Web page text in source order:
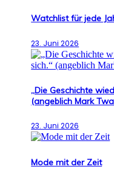
Watchlist für jede
23. Juni 2026
„Die Geschichte
(angeblich Mark
23. Juni 2026
Mode mit der Zeit